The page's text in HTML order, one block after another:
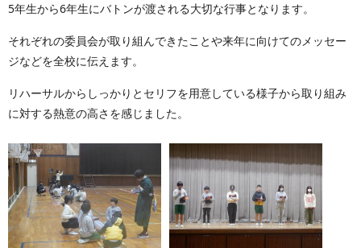
5年生から6年生にバトンが渡される大切な行事となります。
それぞれの委員会が取り組んできたことや来年に向けてのメッセー
ジなどを全校に伝えます。
リハーサルからしっかりとセリフを用意している様子から取り組み
に対する熱意の高さを感じました。